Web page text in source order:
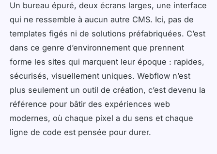
Un bureau épuré, deux écrans larges, une interface
qui ne ressemble à aucun autre CMS. Ici, pas de
templates figés ni de solutions préfabriquées. C’est
dans ce genre d’environnement que prennent
forme les sites qui marquent leur époque : rapides,
sécurisés, visuellement uniques. Webflow n’est
plus seulement un outil de création, c’est devenu la
référence pour bâtir des expériences web
modernes, où chaque pixel a du sens et chaque
ligne de code est pensée pour durer.